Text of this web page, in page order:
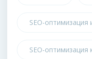
SEO-оптимизация
SEO-оптимизация